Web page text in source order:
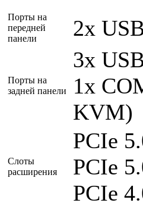
Порты на
передней
панели
2x
Порты на
задней панели
3x
1x
KVM)
Слоты
расширения
PCIe
PCIe
PCIe